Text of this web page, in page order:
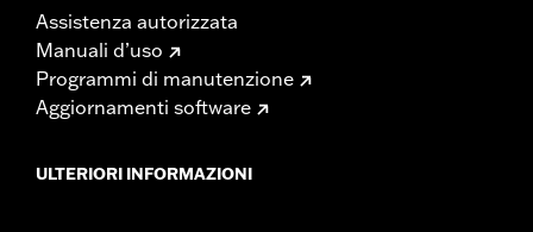
Assistenza autorizzata
Manuali d’uso
Programmi di manutenzione
Aggiornamenti software
ULTERIORI INFORMAZIONI